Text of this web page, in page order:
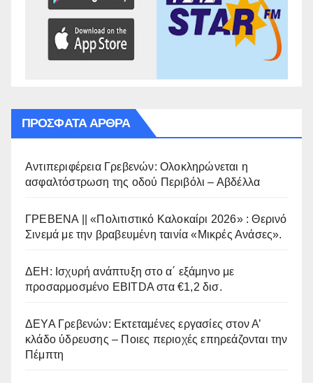
ΠΡΌΣΦΑΤΑ ΆΡΘΡΑ
Αντιπεριφέρεια Γρεβενών: Ολοκληρώνεται η
ασφαλτόστρωση της οδού Περιβόλι – Αβδέλλα
ΓΡΕΒΕΝΑ || «Πολιτιστικό Καλοκαίρι 2026» : Θερινό
Σινεμά με την βραβευμένη ταινία «Μικρές Ανάσες».
ΔΕΗ: Ισχυρή ανάπτυξη στο α΄ εξάμηνο με
προσαρμοσμένο EBITDA στα €1,2 δισ.
ΔΕΥΑ Γρεβενών: Εκτεταμένες εργασίες στον Α’
κλάδο ύδρευσης – Ποιες περιοχές επηρεάζονται την
Πέμπτη